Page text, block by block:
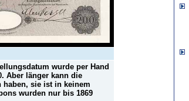
wurde per Hand
Aber länger kann die
haben, sie ist in keinem
wurden nur bis 1869